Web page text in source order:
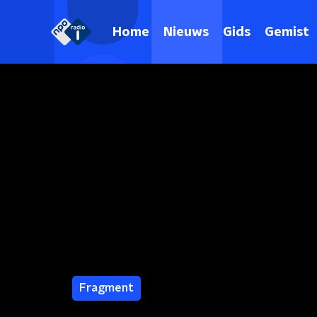
Home Nieuws Gids Gemist
Fragment